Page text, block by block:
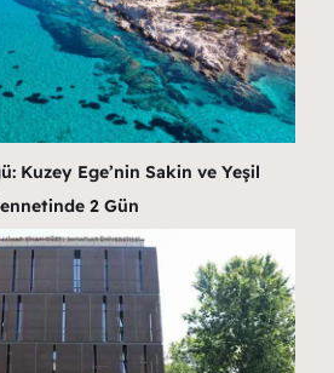
Kuzey Ege’nin Sakin ve Yeşil
2 Gün